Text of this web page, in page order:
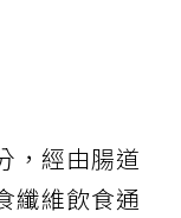
，經由腸道
纖維飲食通